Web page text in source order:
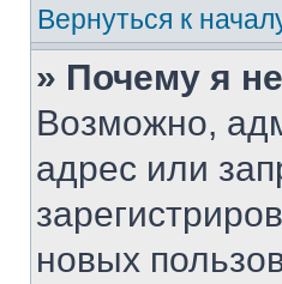
Вернуться к
» Почему я
Возможно,
адрес или
новых